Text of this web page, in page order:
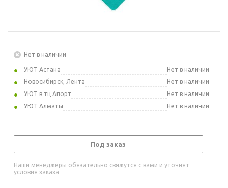
Нет в наличии
УЮТ Астана
Нет в наличии
Новосибирск, Лента
Нет в наличии
УЮТ в тц Апорт
Нет в наличии
УЮТ Алматы
Нет в наличии
Под заказ
Наши менеджеры обязательно свяжутся с вами и уточнят
условия заказа